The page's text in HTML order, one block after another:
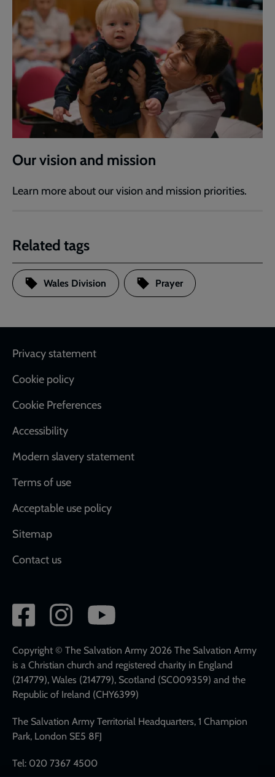
Our vision and mission
Learn more about our vision and mission priorities.
Related tags
Wales Division Prayer
Footer
Privacy statement
Cookie policy
Cookie Preferences
Accessibility
Modern slavery statement
Terms of use
Acceptable use policy
Sitemap
Contact us
Social
network
links
Copyright © The Salvation Army 2026 The Salvation Army
is a Christian church and registered charity in England
(214779), Wales (214779), Scotland (SC009359) and the
Republic of Ireland (CHY6399)
The Salvation Army Territorial Headquarters, 1 Champion
Park, London SE5 8FJ
Tel: 020 7367 4500